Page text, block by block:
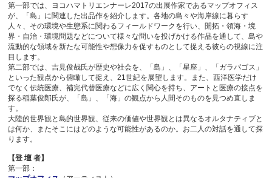
第一部では、ヨコハマトリエンナーレ2017の出展作家であるマップオフィス
が、「島」に関連した出品作を紹介します。各地の島々や海岸線に暮らす
人々、その環境や生態系に関わるフィールドワークを行い、開拓・領海・境
界・自治・環境問題などについて様々な問いを投げかける作品を通して、島や
流動的な領域を新たな可能性や想像力を促すものとして捉える彼らの視線に注
目します。
第二部では、吉見俊哉氏が歴史や社会を、「島」、「星座」、「ガラパゴス」
といった観点から俯瞰して捉え、21世紀を展望します。また、西洋医学だけ
でなく伝統医療、補完代替医療などに広く関心を持ち、アートと医療の接点を
探る稲葉俊郎氏が、「島」、「海」の観点から人間そのものを見つめ直しま
す。
大陸的世界観と島的世界観、従来の価値や世界観とは異なるオルタナティブと
は何か、またそこにはどのような可能性があるのか。お二人の対話を通して探
ります。
【登 壇 者】
第一部：